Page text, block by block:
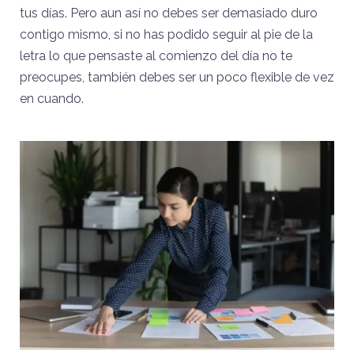
tus días. Pero aun así no debes ser demasiado duro
contigo mismo, si no has podido seguir al pie de la
letra lo que pensaste al comienzo del día no te
preocupes, también debes ser un poco flexible de vez
en cuando.